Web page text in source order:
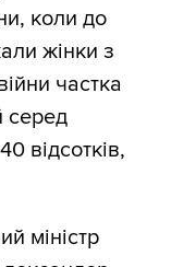
коли до
жінки з
частка
серед
відсотків,
міністр